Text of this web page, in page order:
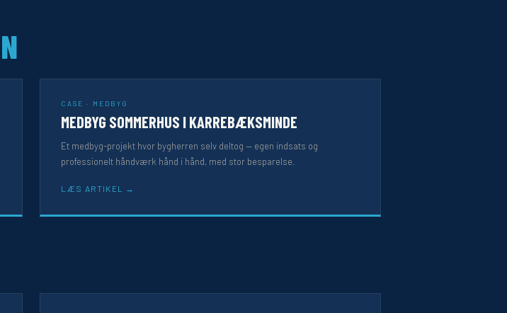
CASE · MEDBYG
MEDBYG SOMMERHUS I KARREBÆKSMINDE
Et medbyg-projekt hvor bygherren selv deltog — egen indsats og
professionelt håndværk hånd i hånd, med stor besparelse.
LÆS ARTIKEL